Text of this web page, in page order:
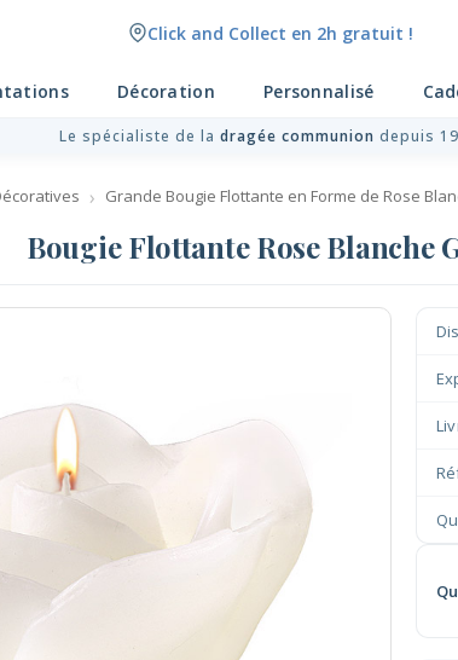
Click and Collect en 2h gratuit !
Décoration Personnalisé
Le spécialiste de la dragée communion depuis
Grande Bougie Flottante en Forme de Rose
Bougie Flottante Rose Blanche